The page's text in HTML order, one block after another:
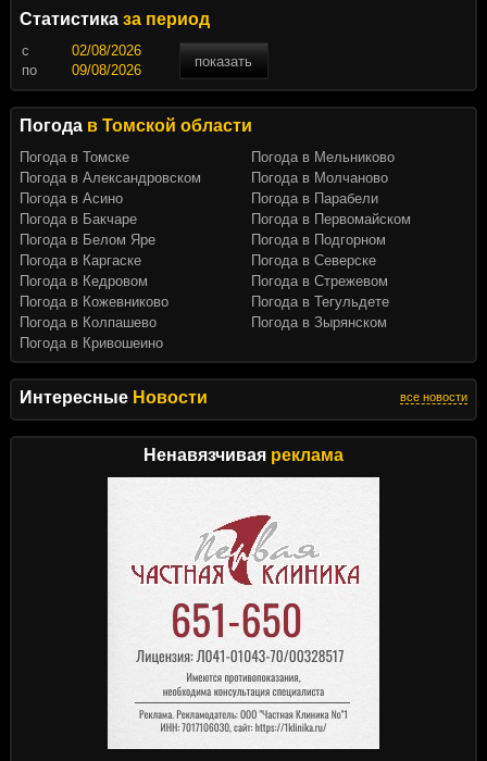
Интересные Новости все новости
Ненавязчивая реклама
Статистика за период
c
показать
по
Погода в Томской области
Погода в Томске
Погода в Александровском
Погода в Асино
Погода в Бакчаре
Погода в Белом Яре
Погода в Каргаске
Погода в Кедровом
Погода в Кожевниково
Погода в Колпашево
Погода в Кривошеино
Погода в Мельниково
Погода в Молчаново
Погода в Парабели
Погода в Первомайском
Погода в Подгорном
Погода в Северске
Погода в Стрежевом
Погода в Тегульдете
Погода в Зырянском